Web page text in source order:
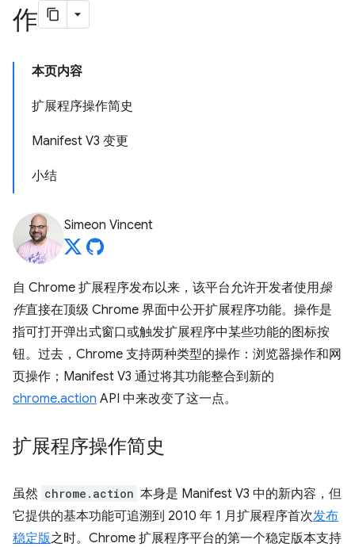
作
本页内容
扩展程序操作简史
Manifest V3 变更
小结
Simeon Vincent
自 Chrome 扩展程序发布以来，该平台允许开发者使用操
作直接在顶级 Chrome 界面中公开扩展程序功能。操作是
指可打开弹出式窗口或触发扩展程序中某些功能的图标按
钮。过去，Chrome 支持两种类型的操作：浏览器操作和网
页操作；Manifest V3 通过将其功能整合到新的
chrome.action API 中来改变了这一点。
扩展程序操作简史
虽然 chrome.action 本身是 Manifest V3 中的新内容，但
它提供的基本功能可追溯到 2010 年 1 月扩展程序首次发布
稳定版之时。Chrome 扩展程序平台的第一个稳定版本支持